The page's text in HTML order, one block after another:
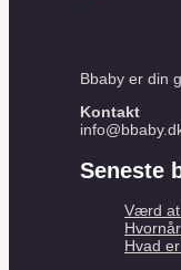
Bbaby er din
Kontakt
Seneste
Værd at
Hvad